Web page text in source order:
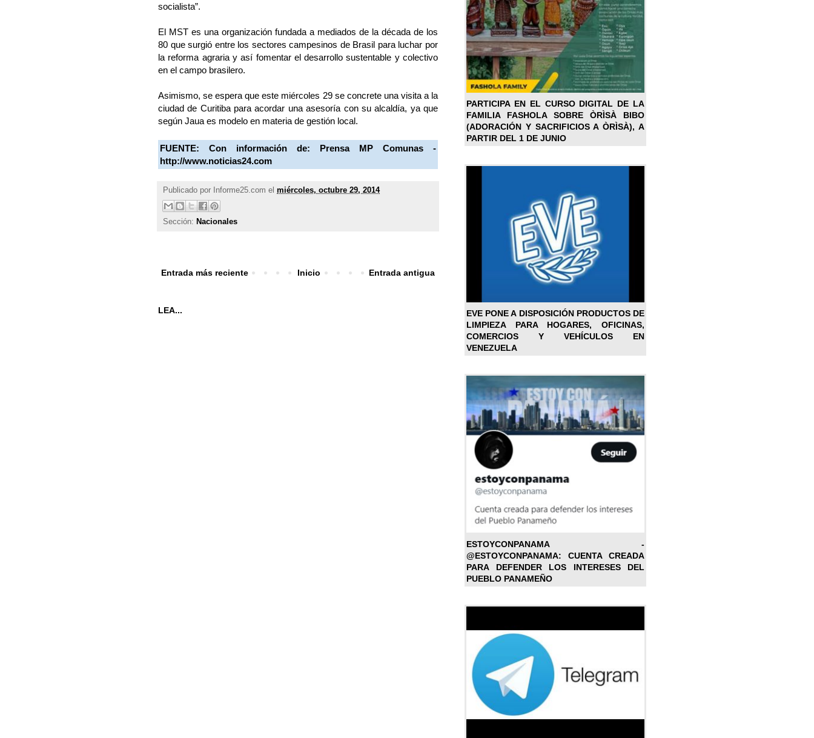
socialista”.
El MST es una organización fundada a mediados de la década de los
80 que surgió entre los sectores campesinos de Brasil para luchar por
la reforma agraria y así fomentar el desarrollo sustentable y colectivo
en el campo brasilero.
Asimismo, se espera que este miércoles 29 se concrete una visita a la
ciudad de Curitiba para acordar una asesoría con su alcaldía, ya que
según Jaua es modelo en materia de gestión local.
FUENTE: Con información de: Prensa MP Comunas -
http://www.noticias24.com
Publicado por Informe25.com el miércoles, octubre 29, 2014
Sección: Nacionales
Entrada más reciente Entrada antigua
Inicio
LEA...
PARTICIPA EN EL CURSO DIGITAL DE LA
FAMILIA FASHOLA SOBRE ÒRÌSÀ BIBO
(ADORACIÓN Y SACRIFICIOS A ÒRÌSÀ), A
PARTIR DEL 1 DE JUNIO
EVE PONE A DISPOSICIÓN PRODUCTOS DE
LIMPIEZA PARA HOGARES, OFICINAS,
COMERCIOS Y VEHÍCULOS EN
VENEZUELA
ESTOYCONPANAMA -
@ESTOYCONPANAMA: CUENTA CREADA
PARA DEFENDER LOS INTERESES DEL
PUEBLO PANAMEÑO